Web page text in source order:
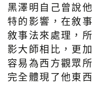
黑澤明自己曾說
特的影響，在敘
敘事法來處理，
影大師相比，更
容易為西方觀眾
完全體現了他東